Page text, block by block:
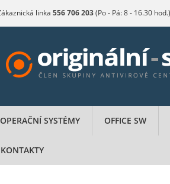
linka 556 706 203(Po - Pá: 8 - 16.30 hod.)
OPERAČNÍ SYSTÉMY OFFICE SW
KONTAKTY